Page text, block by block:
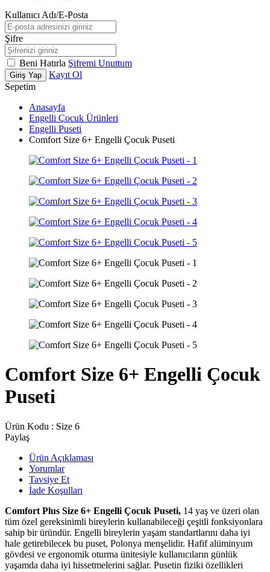
Kullanıcı Adı/E-Posta
Şifre
Beni Hatırla Şifremi Unuttum
Giriş Yap
Kayıt Ol
Sepetim
Anasayfa
Engelli Çocuk Ürünleri
Engelli Puseti
Comfort Size 6+ Engelli Çocuk Puseti
Comfort Size 6+ Engelli Çocuk
Puseti
Ürün Kodu : Size 6
Paylaş
Ürün Açıklaması
Yorumlar
Tavsiye Et
İade Koşulları
Comfort Plus Size 6+ Engelli Çocuk Puseti, 14 yaş ve üzeri olan
tüm özel gereksinimli bireylerin kullanabileceği çeşitli fonksiyonlara
sahip bir üründür. Engelli bireylerin yaşam standartlarını daha iyi
hale getirebilecek bu puset, Polonya menşelidir. Hafif alüminyum
gövdesi ve ergonomik oturma ünitesiyle kullanıcıların günlük
yaşamda daha iyi hissetmelerini sağlar. Pusetin fiziki özellikleri